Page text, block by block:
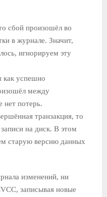
сбой произошёл во
в журнале. Значит,
игнорируем эту
как успешно
между
нет потерь.
транзакция, то
на диск. В этом
старую версию данных
изменений, ни
записывая новые